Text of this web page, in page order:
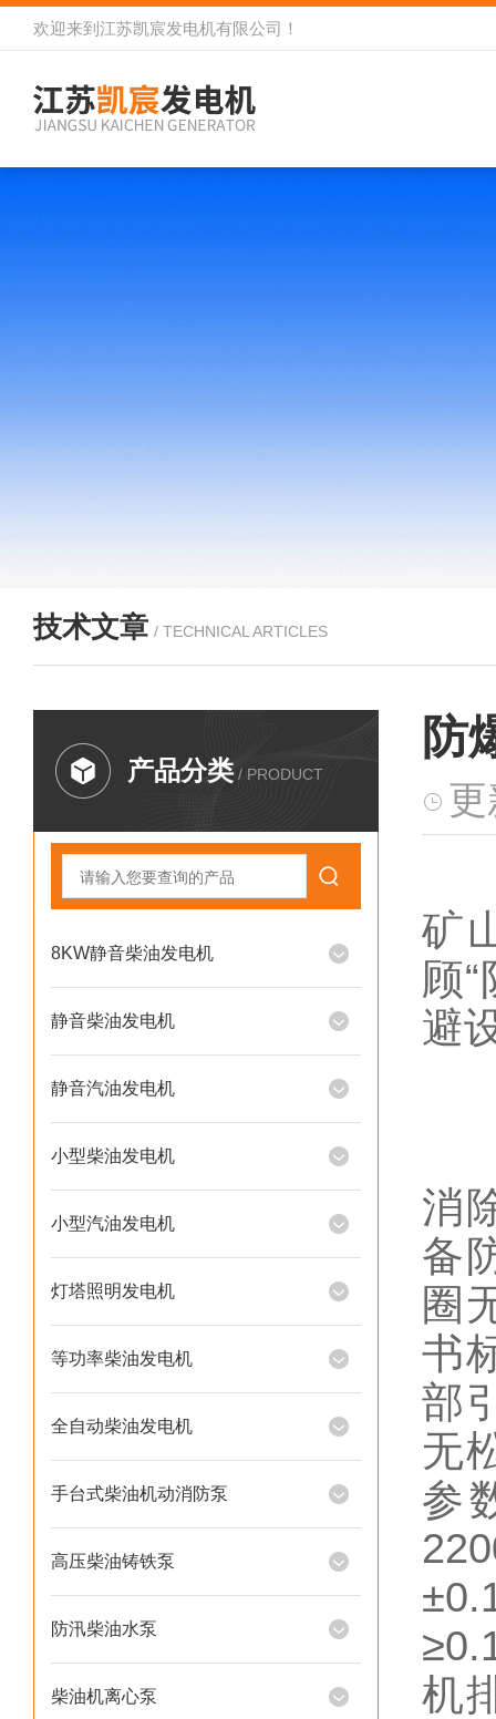
欢迎来到 江苏凯宸发电机有限公司 ！
技术文章 / TECHNICAL ARTICLES
产品分类 / PRODUCT
8KW静音柴油发电机
静音柴油发电机
静音汽油发电机
小型柴油发电机
小型汽油发电机
灯塔照明发电机
等功率柴油发电机
全自动柴油发电机
手台式柴油机动消防泵
高压柴油铸铁泵
防汛柴油水泵
柴油机离心泵
防
矿
顾
避
消
备
圈
书
部
无
参
机